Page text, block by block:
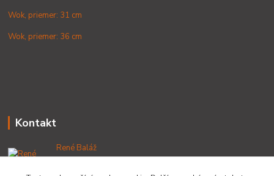
Wok, priemer: 31 cm
Wok, priemer: 36 cm
Kontakt
René Baláž
+421 902 212 007
od 8:00 - do 16:00 hod